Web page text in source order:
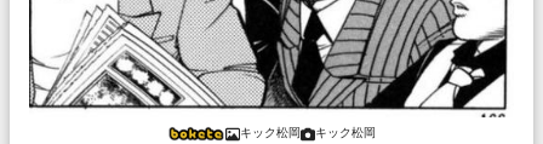
キック松岡 キック松岡